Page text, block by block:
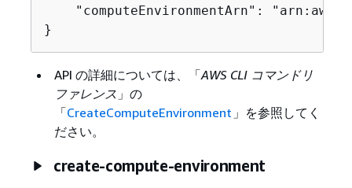
"computeEnvironmentArn":
}
API の詳細については、「AWS CLI コマンドリ
ファレンス 」の
「CreateComputeEnvironment 」を参照してく
ださい。
create-compute-environment